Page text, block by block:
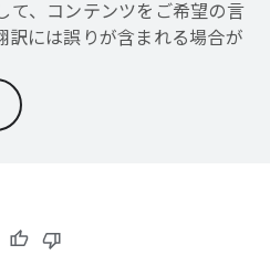
て、コンテンツをご希望の言
訳には誤りが含まれる場合が